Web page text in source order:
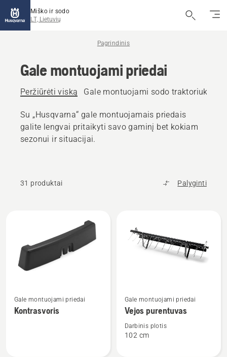
Miško ir sodo
LT, Lietuvių
Pagrindinis
Gale montuojami priedai
Peržiūrėti viską Gale montuojami sodo traktoriuko
Su „Husqvarna“ gale montuojamais priedais
galite lengvai pritaikyti savo gaminį bet kokiam
sezonui ir situacijai.
31 produktai Palyginti
produktus
daugiau
detalių
Gale montuojami priedai
Kontrasvoris
daugiau
detalių
apie
Vejos
Gale montuojami priedai
Vejos purentuvas
Darbinis plotis
102 cm